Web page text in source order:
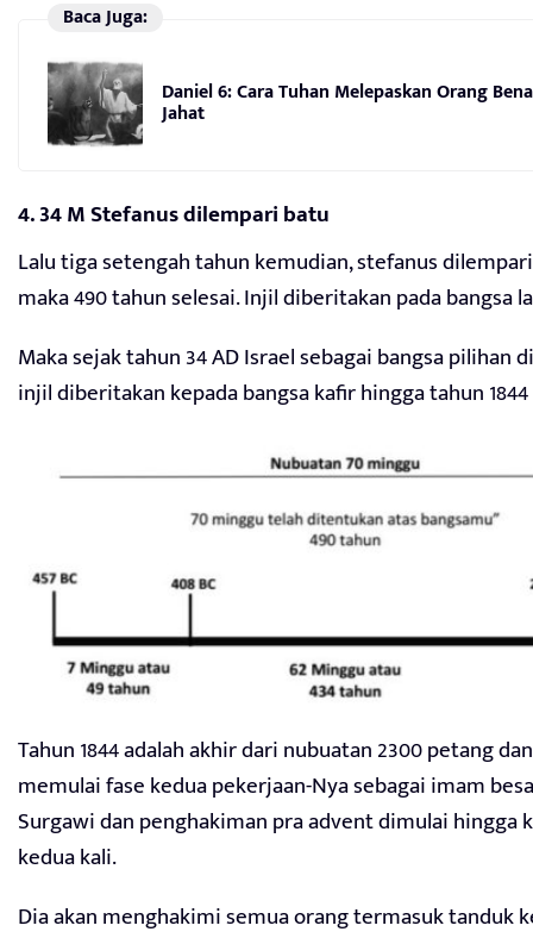
Baca Juga:
Daniel 6: Cara Tuhan Melepaskan Orang
Jahat
4. 34 M Stefanus dilempari batu
Lalu tiga setengah tahun kemudian, stefanus
maka 490 tahun selesai. Injil diberitakan pada bangsa
Maka sejak tahun 34 AD Israel sebagai bangsa pilihan
injil diberitakan kepada bangsa kafir hingga tahun 1844
Tahun 1844 adalah akhir dari nubuatan 2300 petang
memulai fase kedua pekerjaan-Nya sebagai imam
Surgawi dan penghakiman pra advent dimulai hingga
kedua kali.
Dia akan menghakimi semua orang termasuk tanduk